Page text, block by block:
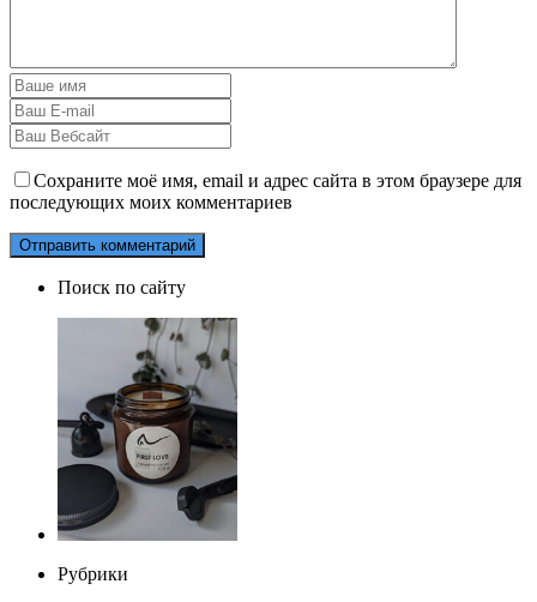
Сохраните моё имя, email и адрес сайта в этом браузере для
последующих моих комментариев
Поиск по сайту
Рубрики